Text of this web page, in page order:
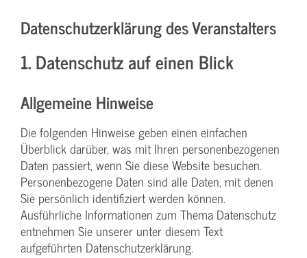
Datenschutzerklärung des Veranstalters
1. Datenschutz auf einen Blick
Allgemeine Hinweise
Die folgenden Hinweise geben einen einfachen
Überblick darüber, was mit Ihren personenbezogenen
Daten passiert, wenn Sie diese Website besuchen.
Personenbezogene Daten sind alle Daten, mit denen
Sie persönlich identifiziert werden können.
Ausführliche Informationen zum Thema Datenschutz
entnehmen Sie unserer unter diesem Text
aufgeführten Datenschutzerklärung.